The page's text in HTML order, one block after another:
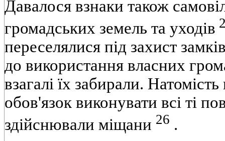
Давалося взнаки також
громадських земель та уходів
переселялися під захист
до використання власних
взагалі їх забирали.
обов'язок виконувати всі ті
здійснювали міщани 26 .